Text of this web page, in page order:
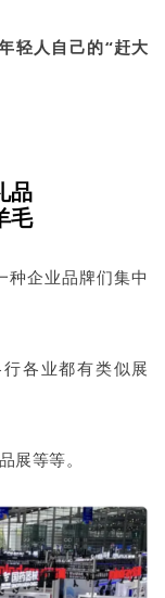
轻人自己的“赶大
品
毛
种企业品牌们集中
各业都有类似展
展等等。